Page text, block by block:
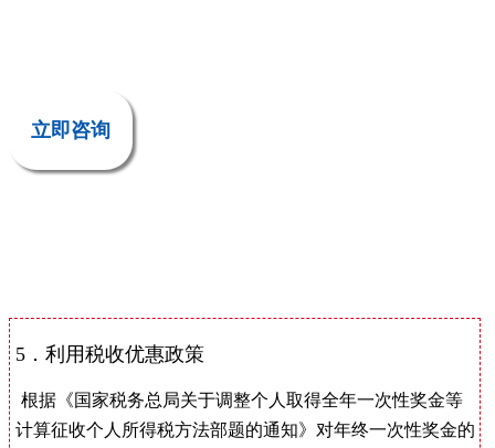
立即咨询
5．利用税收优惠政策
根据《国家税务总局关于调整个人取得全年一次性奖金等
计算征收个人所得税方法部题的通知》对年终一次性奖金的